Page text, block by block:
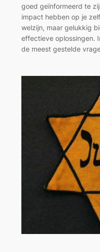
goed geïnformeerd te
impact hebben op je
welzijn, maar gelukkig
effectieve oplossingen.
de meest gestelde